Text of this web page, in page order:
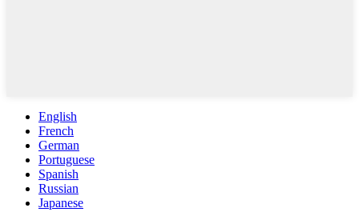
English
French
German
Portuguese
Spanish
Russian
Japanese